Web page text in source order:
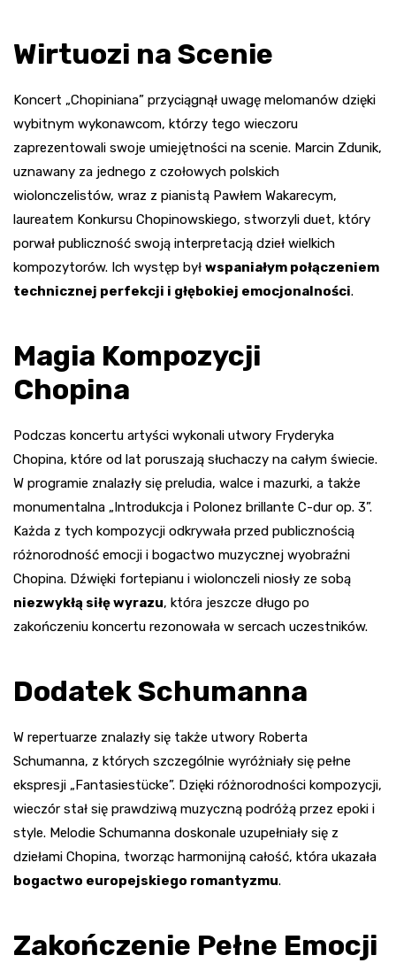
Wirtuozi na Scenie
Koncert „Chopiniana” przyciągnął uwagę melomanów dzięki
wybitnym wykonawcom, którzy tego wieczoru
zaprezentowali swoje umiejętności na scenie. Marcin Zdunik,
uznawany za jednego z czołowych polskich
wiolonczelistów, wraz z pianistą Pawłem Wakarecym,
laureatem Konkursu Chopinowskiego, stworzyli duet, który
porwał publiczność swoją interpretacją dzieł wielkich
kompozytorów. Ich występ był wspaniałym połączeniem
technicznej perfekcji i głębokiej emocjonalności.
Magia Kompozycji
Chopina
Podczas koncertu artyści wykonali utwory Fryderyka
Chopina, które od lat poruszają słuchaczy na całym świecie.
W programie znalazły się preludia, walce i mazurki, a także
monumentalna „Introdukcja i Polonez brillante C-dur op. 3”.
Każda z tych kompozycji odkrywała przed publicznością
różnorodność emocji i bogactwo muzycznej wyobraźni
Chopina. Dźwięki fortepianu i wiolonczeli niosły ze sobą
niezwykłą siłę wyrazu, która jeszcze długo po
zakończeniu koncertu rezonowała w sercach uczestników.
Dodatek Schumanna
W repertuarze znalazły się także utwory Roberta
Schumanna, z których szczególnie wyróżniały się pełne
ekspresji „Fantasiestücke”. Dzięki różnorodności kompozycji,
wieczór stał się prawdziwą muzyczną podróżą przez epoki i
style. Melodie Schumanna doskonale uzupełniały się z
dziełami Chopina, tworząc harmonijną całość, która ukazała
bogactwo europejskiego romantyzmu.
Zakończenie Pełne Emocji